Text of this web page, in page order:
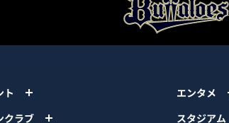
ト
クラブ
エンタメ
スタジアム